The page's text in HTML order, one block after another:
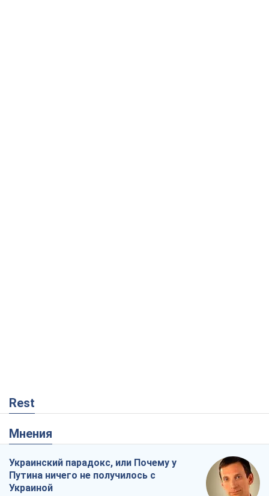
Rest
Мнения
Украинский парадокс, или Почему у
Путина ничего не получилось с
Украиной